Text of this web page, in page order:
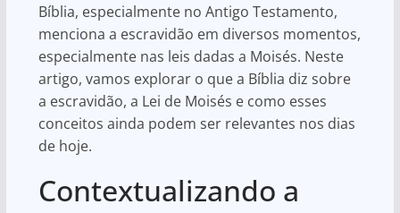
Bíblia, especialmente no Antigo Testamento,
menciona a escravidão em diversos momentos,
especialmente nas leis dadas a Moisés. Neste
artigo, vamos explorar o que a Bíblia diz sobre
a escravidão, a Lei de Moisés e como esses
conceitos ainda podem ser relevantes nos dias
de hoje.
Contextualizando a